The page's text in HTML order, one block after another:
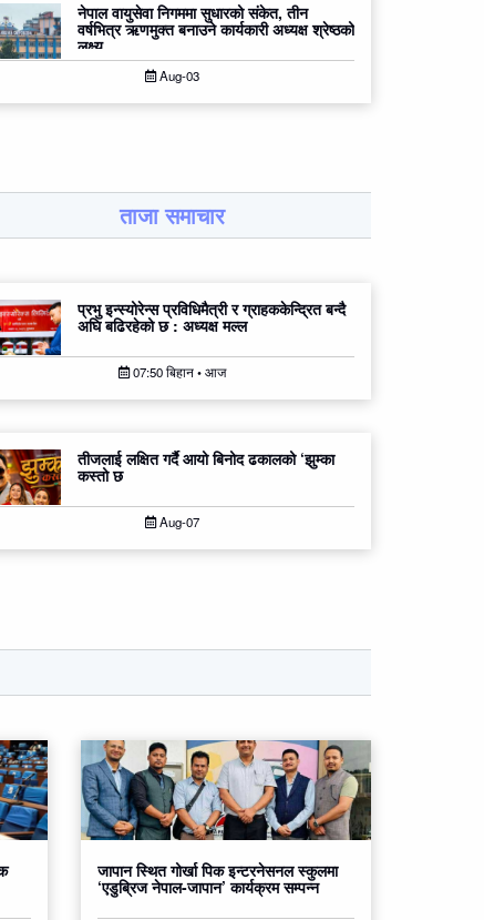
नेपाल वायुसेवा निगममा सुधारको संकेत, तीन
वर्षभित्र ऋणमुक्त बनाउने कार्यकारी अध्यक्ष श्रेष्ठको
लक्ष्य
Aug-03
ताजा समाचार
प्रभु इन्स्योरेन्स प्रविधिमैत्री र ग्राहककेन्द्रित बन्दै
अघि बढिरहेको छ : अध्यक्ष मल्ल
07:50 बिहान • आज
तीजलाई लक्षित गर्दै आयो बिनोद ढकालको ‘झुम्का
कस्तो छ
Aug-07
जापान स्थित गोर्खा पिक इन्टरनेसनल स्कुलमा
‘एडुब्रिज नेपाल-जापान’ कार्यक्रम सम्पन्न